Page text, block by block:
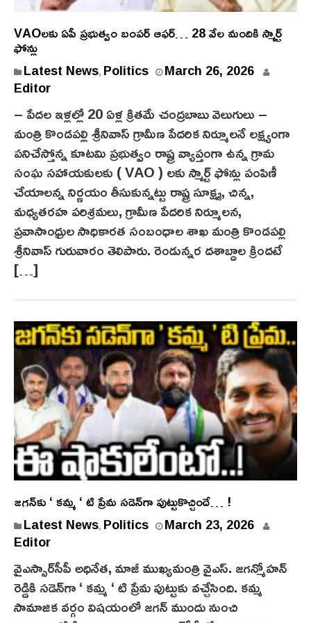
VAOల‌కు ఏపీ ప్ర‌భుత్వం బంప‌ర్ ఆఫ‌ర్‌… 28 వేల మందికి స్మార్ట్
ఫోన్లు
Latest News, Politics March 26, 2026
Editor
– పేద‌ల ఇళ్ల‌ల్లో 20 ఏళ్ల క్రిత‌మే చంద్ర‌బాబు వెలుగులు –
మంత్రి కొండ‌ప‌ల్లి శ్రీనివాస్‌ గ్రామీణ పేద‌రిక నిర్మూల‌నే ల‌క్ష్యంగా
ప‌నిచేస్తోన్న కూట‌మి ప్ర‌భుత్వం రాష్ట్ర వ్యాప్తంగా ఉన్న‌ గ్రామ
సంఘ‌ స‌హాయ‌కుల‌కు ( VAO ) ల‌కు స్మార్ట్ ఫోన్లు పంపిణీ
చేయాల‌న్న నిర్ణ‌యం తీసుకున్న‌ట్టు రాష్ట్ర సూక్ష్మ, చిన్న,
మధ్యతరహ పరిశ్రమలు, గ్రామీణ పేదరిక నిర్మూలన,
ప్రవాసాంధ్రుల సాధికారత సంబంధాల శాఖ మంత్రి కొండపల్లి
శ్రీనివాస్ గురువారం తెలిపారు. రెండున్న‌ర ద‌శాబ్దాల‌ క్రింద‌టే
[…]
జ‌గ‌న్‌కు ‘ క‌మ్మ ‘ టి ప్రేమ స‌డెన్‌గా పుట్టుకొచ్చిందే… !
Latest News, Politics March 23, 2026M
r
c
h
Editor
వైఎస్సార్‌సీపీ అధినేత, మాజీ ముఖ్య‌మంత్రి వైఎస్‌. జ‌గ‌న్మోహ‌న్
రెడ్డికి స‌డెన్‌గా ‘ క‌మ్మ‌ ‘ టి ప్రేమ పుట్టుకు వ‌చ్చేసింది. క‌మ్మ
సామాజిక వ‌ర్గం విష‌యంలో జ‌గ‌న్ ముందు నుంచి